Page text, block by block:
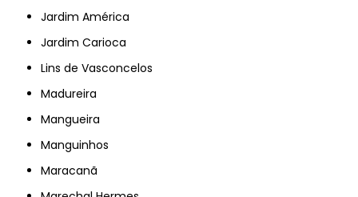
Jardim América
Jardim Carioca
Lins de Vasconcelos
Madureira
Mangueira
Manguinhos
Maracanã